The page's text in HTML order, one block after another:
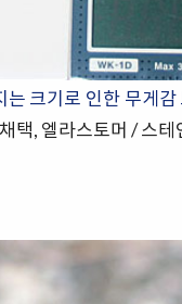
는 크기로 인한 무게
택, 엘라스토머 / 스